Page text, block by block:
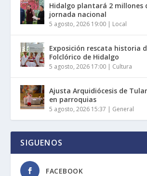
Hidalgo plantará 2 millones
jornada nacional
5 agosto, 2026 19:00 | Local
Exposición rescata historia
Folclórico de Hidalgo
5 agosto, 2026 17:00 | Cultura
Ajusta Arquidiócesis de
en parroquias
5 agosto, 2026 15:37 | General
SIGUENOS
FACEBOOK